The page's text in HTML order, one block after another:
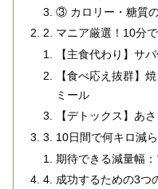
③ カロリー・糖質
2. マニア厳選！10分
【主食代わり】サ
【食べ応え抜群】
ミール
【デトックス】あ
3. 10日間で何キロ減
期待できる減量幅
4. 成功するための3つ